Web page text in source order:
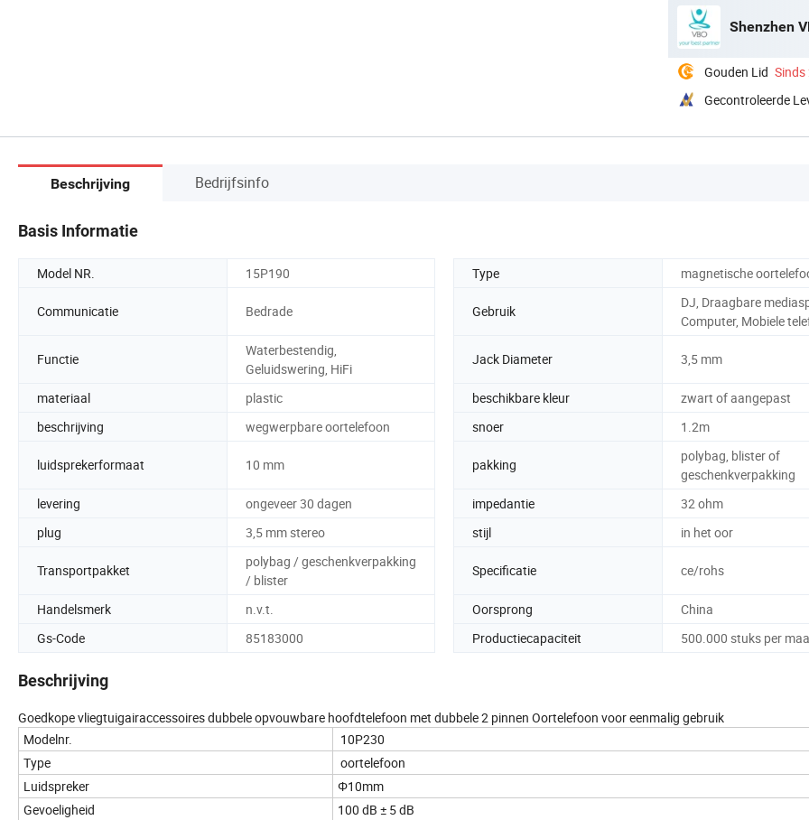
Shenzhen
Gouden Lid
Gecontroleerde
Beschrijving Bedrijfsinfo
Basis Informatie
Model NR. 15P190 Type magnetische
Communicatie Bedrade Gebruik
DJ, Draagbare
Computer, Mobiele
Functie
Waterbestendig,
Geluidswering, HiFi
Jack Diameter 3,5 mm
materiaal plastic beschikbare kleur
zwart of aangepast
beschrijving
wegwerpbare oortelefoon snoer 1.2m
luidsprekerformaat 10 mm pakking
polybag, blister of
geschenkverpakking
levering
ongeveer 30 dagen impedantie
32 ohm
plug
3,5 mm stereo stijl in het oor
Transportpakket
polybag / geschenkverpakking
/ blister
Specificatie ce/rohs
Handelsmerk n.v.t. Oorsprong
China
Gs-Code
85183000 Productiecapaciteit 500.000 stuks per
Beschrijving
Goedkope vliegtuigairaccessoires dubbele opvouwbare hoofdtelefoon met dubbele 2 pinnen Oortelefoon voor eenmalig gebruik
Modelnr.
10P230
Type
oortelefoon
Luidspreker
Φ10mm
Gevoeligheid
100 dB ± 5 dB